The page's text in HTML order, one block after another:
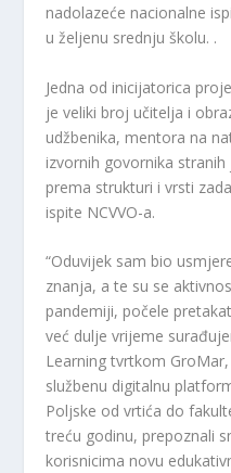
nadolazeće nacionalne
u željenu srednju školu. .
Jedna od inicijatorica
je veliki broj učitelja i
udžbenika, mentora na
izvornih govornika
prema strukturi i vrsti
ispite NCVVO-a.
“Oduvijek sam bio
znanja, a te su se
pandemiji, počele
već dulje vrijeme
Learning tvrtkom
službenu digitalnu
Poljske od vrtića do
treću godinu, prepoznali
korisnicima novu